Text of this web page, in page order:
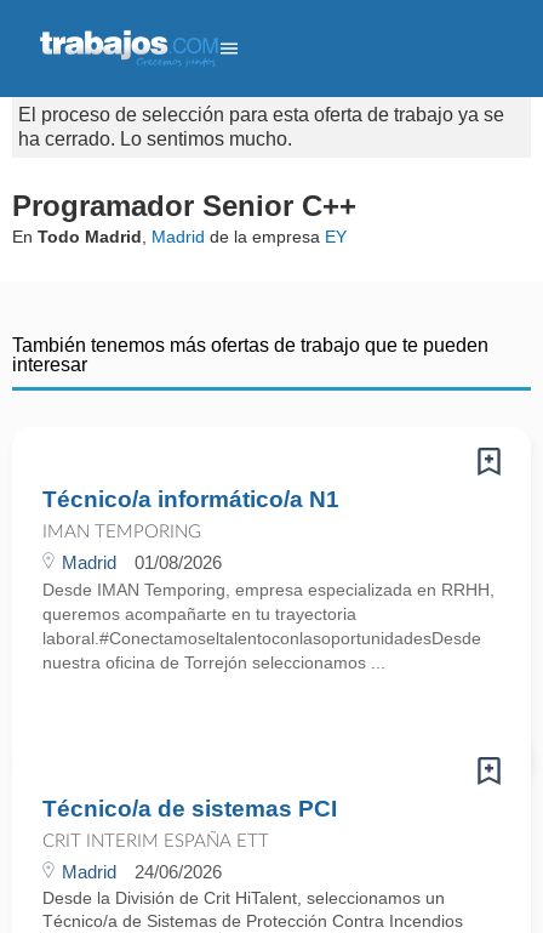
El proceso de selección para esta oferta de trabajo ya se
ha cerrado. Lo sentimos mucho.
Programador Senior C++
En Todo Madrid Madrid de la empresa EY
También tenemos más ofertas de trabajo que te pueden
interesar
Técnico/a informático/a N1
IMAN TEMPORING
Madrid 01/08/2026
Desde IMAN Temporing, empresa especializada en RRHH,
queremos acompañarte en tu trayectoria
laboral.#ConectamoseltalentoconlasoportunidadesDesde
nuestra oficina de Torrejón seleccionamos ...
Técnico/a de sistemas PCI
CRIT INTERIM ESPAÑA ETT
Madrid 24/06/2026
Desde la División de Crit HiTalent, seleccionamos un
Técnico/a de Sistemas de Protección Contra Incendios